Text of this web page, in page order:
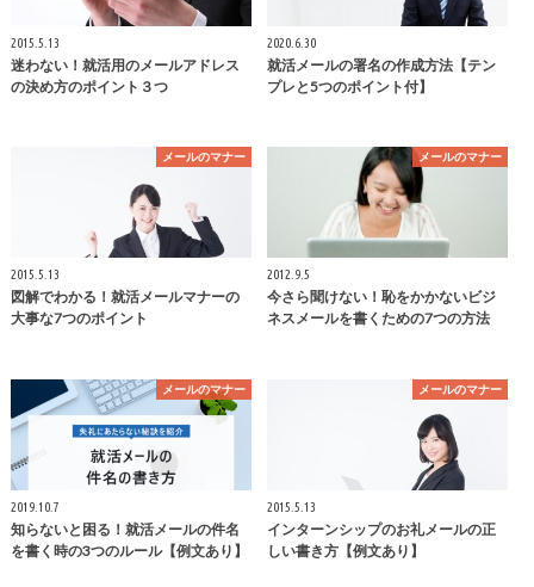
2015.5.13
迷わない！就活用のメールアドレス
の決め方のポイント３つ
2020.6.30
就活メールの署名の作成方法【テン
プレと5つのポイント付】
メールのマナー
2015.5.13
図解でわかる！就活メールマナーの
大事な7つのポイント
メールのマナー
2012.9.5
今さら聞けない！恥をかかないビジ
ネスメールを書くための7つの方法
メールのマナー
2019.10.7
知らないと困る！就活メールの件名
を書く時の3つのルール【例文あり】
メールのマナー
2015.5.13
インターンシップのお礼メールの正
しい書き方【例文あり】